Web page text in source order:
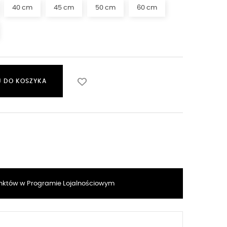
40 cm 45 cm 50 cm 60 cm
DO KOSZYKA
w Programie Lojalnościowym